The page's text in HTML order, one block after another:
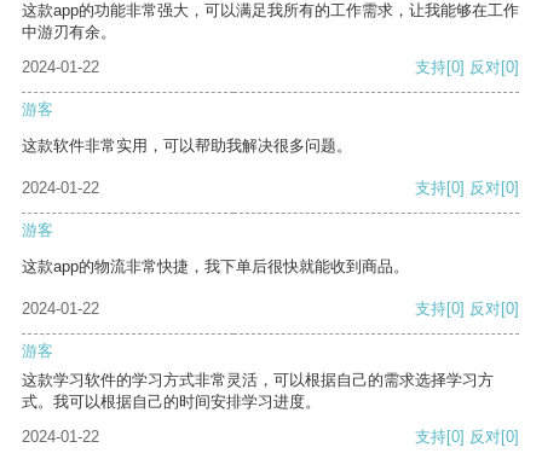
这款app的功能非常强大，可以满足我所有的工作需求，让我能够在工作
中游刃有余。
2024-01-22
支持[0] 反对[0]
游客
这款软件非常实用，可以帮助我解决很多问题。
2024-01-22 支持[0] 反对[0]
游客
这款app的物流非常快捷，我下单后很快就能收到商品。
2024-01-22 支持[0] 反对[0]
游客
这款学习软件的学习方式非常灵活，可以根据自己的需求选择学习方
式。我可以根据自己的时间安排学习进度。
2024-01-22
支持[0] 反对[0]